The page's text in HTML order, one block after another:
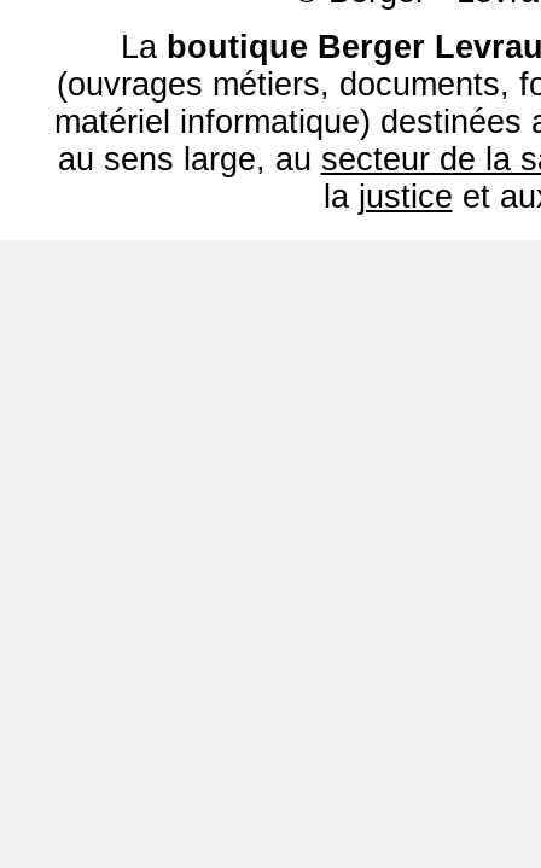
La boutique Berger
(ouvrages métiers, documents,
matériel informatique) destinées
au sens large, au secteur de la
la justice et